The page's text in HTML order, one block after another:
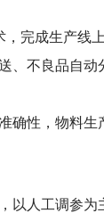
，完成生产线
、不良品自
确性，物料生
以人工调参为